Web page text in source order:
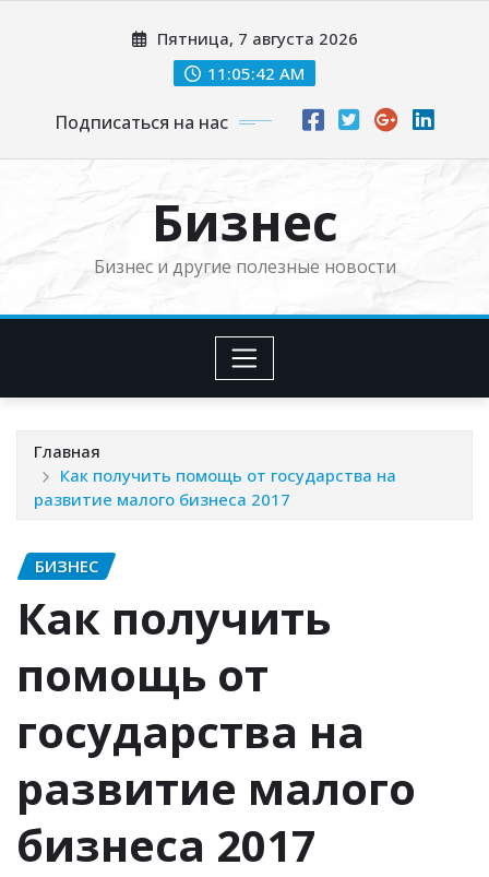
Пятница, 7 августа 2026
11:05:42 AM
Подписаться на нас
Бизнес
Бизнес и другие полезные новости
Главная
Как получить помощь от государства на
развитие малого бизнеса 2017
БИЗНЕС
Как получить
помощь от
государства на
развитие малого
бизнеса 2017